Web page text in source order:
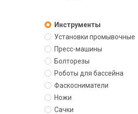
Инструменты
Установки промывочные
Пресс-машины
Болторезы
Роботы для бассейна
Фаскосниматели
Ножи
Сачки